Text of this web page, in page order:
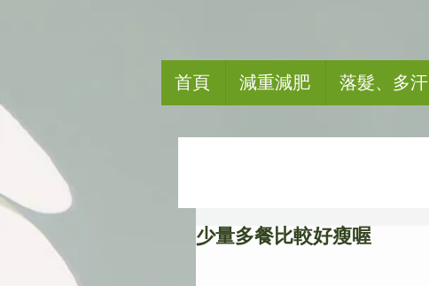
首頁 減重減肥 落髮、多汗
少量多餐比較好瘦喔